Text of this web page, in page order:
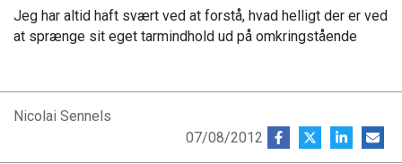
Jeg har altid haft svært ved at forstå, hvad helligt der er ved
at sprænge sit eget tarmindhold ud på omkringstående
Nicolai Sennels
07/08/2012